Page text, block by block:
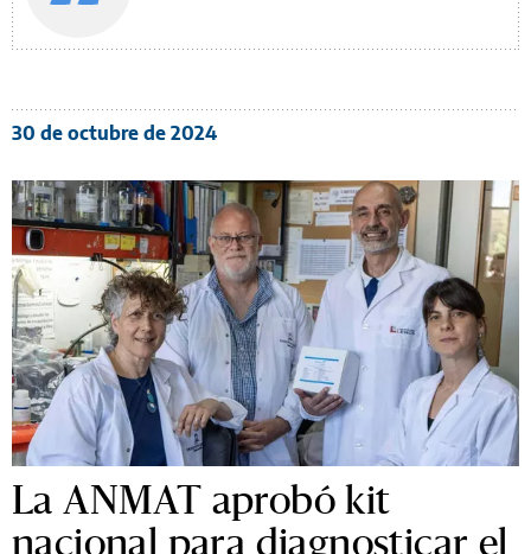
30 de octubre de 2024
La ANMAT aprobó kit
nacional para diagnosticar el